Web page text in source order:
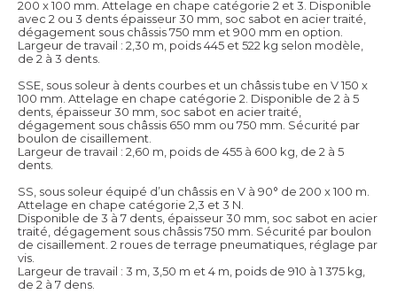
200 x 100 mm. Attelage en chape catégorie 2 et 3. Disponible
avec 2 ou 3 dents épaisseur 30 mm, soc sabot en acier traité,
dégagement sous châssis 750 mm et 900 mm en option.
Largeur de travail : 2,30 m, poids 445 et 522 kg selon modèle,
de 2 à 3 dents.
SSE, sous soleur à dents courbes et un châssis tube en V 150 x
100 mm. Attelage en chape catégorie 2. Disponible de 2 à 5
dents, épaisseur 30 mm, soc sabot en acier traité,
dégagement sous châssis 650 mm ou 750 mm. Sécurité par
boulon de cisaillement.
Largeur de travail : 2,60 m, poids de 455 à 600 kg, de 2 à 5
dents.
SS, sous soleur équipé d’un châssis en V à 90° de 200 x 100 m.
Attelage en chape catégorie 2,3 et 3 N.
Disponible de 3 à 7 dents, épaisseur 30 mm, soc sabot en acier
traité, dégagement sous châssis 750 mm. Sécurité par boulon
de cisaillement. 2 roues de terrage pneumatiques, réglage par
vis.
Largeur de travail : 3 m, 3,50 m et 4 m, poids de 910 à 1 375 kg,
de 2 à 7 dens.